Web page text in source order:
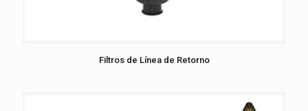
Filtros de Línea de Retorno